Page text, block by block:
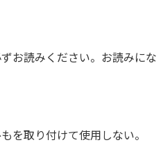
(送料別・税込) (送料別・税込)
お読みください。お読みにな
を取り付けて使用しない。